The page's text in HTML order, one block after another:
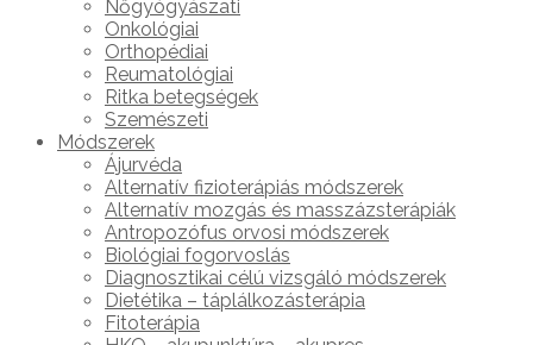
Nőgyógyászati
Onkológiai
Orthopédiai
Reumatológiai
Ritka betegségek
Szemészeti
Módszerek
Ájurvéda
Alternatív fizioterápiás módszerek
Alternatív mozgás és masszázsterápiák
Antropozófus orvosi módszerek
Biológiai fogorvoslás
Diagnosztikai célú vizsgáló módszerek
Dietétika – táplálkozásterápia
Fitoterápia